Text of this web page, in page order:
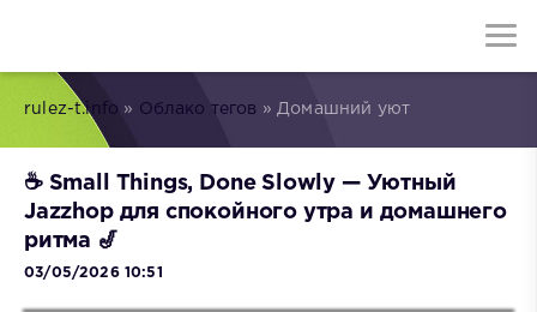
rulez-t.info » Облако тегов » Домашний уют
☕ Small Things, Done Slowly — Уютный
Jazzhop для спокойного утра и домашнего
ритма 🎷
03/05/2026 10:51